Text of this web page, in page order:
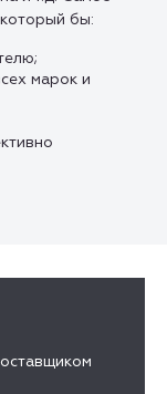
бы:
марок и